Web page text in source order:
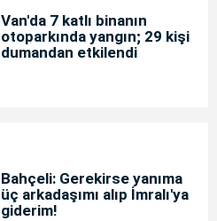
Van'da 7 katlı binanın
otoparkında yangın; 29 kişi
dumandan etkilendi
Bahçeli: Gerekirse yanıma
üç arkadaşımı alıp İmralı'ya
giderim!